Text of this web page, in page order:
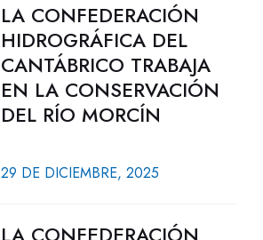
LA CONFEDERACIÓN
HIDROGRÁFICA DEL
CANTÁBRICO TRABAJA
EN LA CONSERVACIÓN
DEL RÍO MORCÍN
29 DE DICIEMBRE, 2025